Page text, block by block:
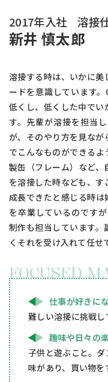
2017年入社 溶接
新井 慎太郎
溶接する時は、いかに
ードを意識しています
低くし、低くした中でい
す。先輩が溶接を担当
が、そのやり方を見な
でこんなものができるよ
製缶（フレーム）など
を溶接した時なども、
成長できたと感じる時
を卒業しているのです
制作も担当しています
くそれを受け入れて任せ
FOCUSED
仕事が好きに
難しい溶接に挑戦し
趣味や日々の
子供と遊ぶこと。
味があり、買い物を